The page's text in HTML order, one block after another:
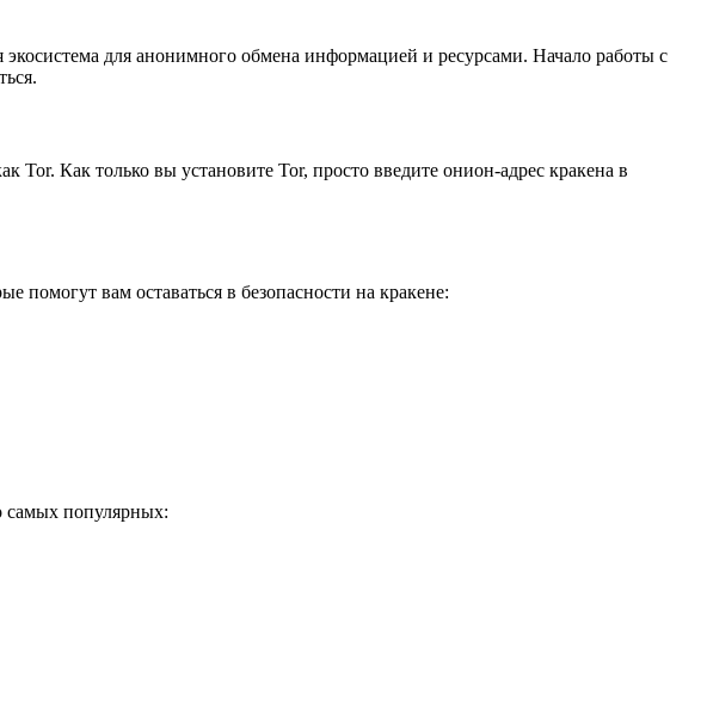
для анонимного обмена информацией и ресурсами. Начало работы с
Как только вы установите Tor, просто введите онион-адрес кракена в
помогут вам оставаться в безопасности на кракене:
самых популярных: